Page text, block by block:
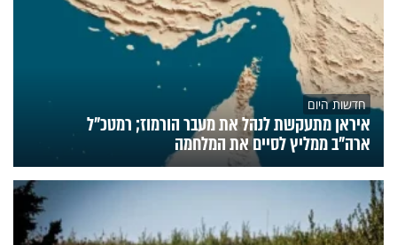
חדשות היום
איראן מתעקשת לנהל את מעבר הורמוז; רמטכ"ל
ארה"ב ממליץ לסיים את המלחמה